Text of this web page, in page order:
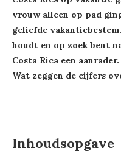
vrouw alleen op pad
geliefde
houdt en op zoek bent
Costa Rica een
Wat zeggen de cijfers
Inhoudsopgave